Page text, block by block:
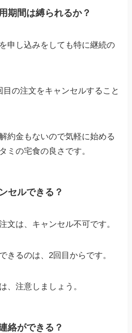
期間は縛られるか？
申し込みをしても特に継続の
の注文をキャンセルすること
約金もないので気軽に始める
ミの宅食の良さです。
セルできる？
文は、キャンセル不可です。
きるのは、2回目からです。
、注意しましょう。
絡ができる？